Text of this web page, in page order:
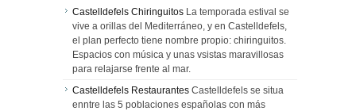
Castelldefels Chiringuitos La temporada estival se
vive a orillas del Mediterráneo, y en Castelldefels,
el plan perfecto tiene nombre propio: chiringuitos.
Espacios con música y unas vsistas maravillosas
para relajarse frente al mar.
Castelldefels Restaurantes Castelldefels se situa
enntre las 5 poblaciones españolas con más